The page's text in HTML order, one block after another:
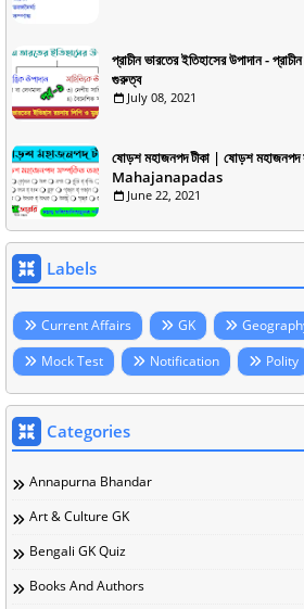
প্রাচীন ভারতের ইতিহাসের উপাদান -
গুরুত্ব
July 08, 2021
ষোড়শ মহাজনপদ টীকা | ষোড়শ
Mahajanapadas
June 22, 2021
Labels
Current Affairs GK
Mock Test
Notification Polity
Categories
Annapurna Bhandar
Art & Culture GK
Bengali GK Quiz
Books And Authors